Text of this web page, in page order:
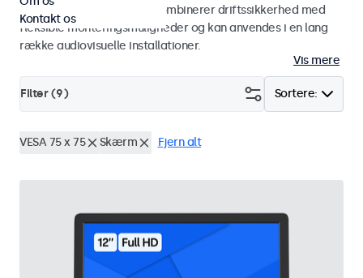
studiemiljøer. Skærmene kombinerer driftssikkerhed med
fleksible monteringsmuligheder og kan anvendes i en lang
række audiovisuelle installationer.
Vis mere
Sortere:
Filter (9)
VESA 75 x 75 Skærm Fjern alt
Kontakt os